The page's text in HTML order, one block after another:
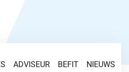
ADVISEUR BEFIT NIEUWS